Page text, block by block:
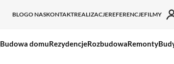
BLOGO NASKONTAKTREALIZACJEREFERENCJEFILMY
Budowa domuRezydencjeRozbudowaRemonty